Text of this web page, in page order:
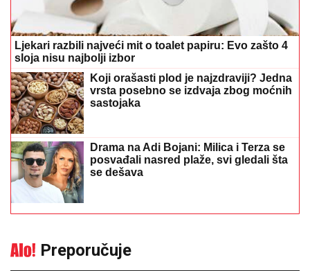
Ljekari razbili najveći mit o toalet papiru: Evo zašto 4
sloja nisu najbolji izbor
Koji orašasti plod je najzdraviji? Jedna
vrsta posebno se izdvaja zbog moćnih
sastojaka
Drama na Adi Bojani: Milica i Terza se
posvađali nasred plaže, svi gledali šta
se dešava
Preporučuje